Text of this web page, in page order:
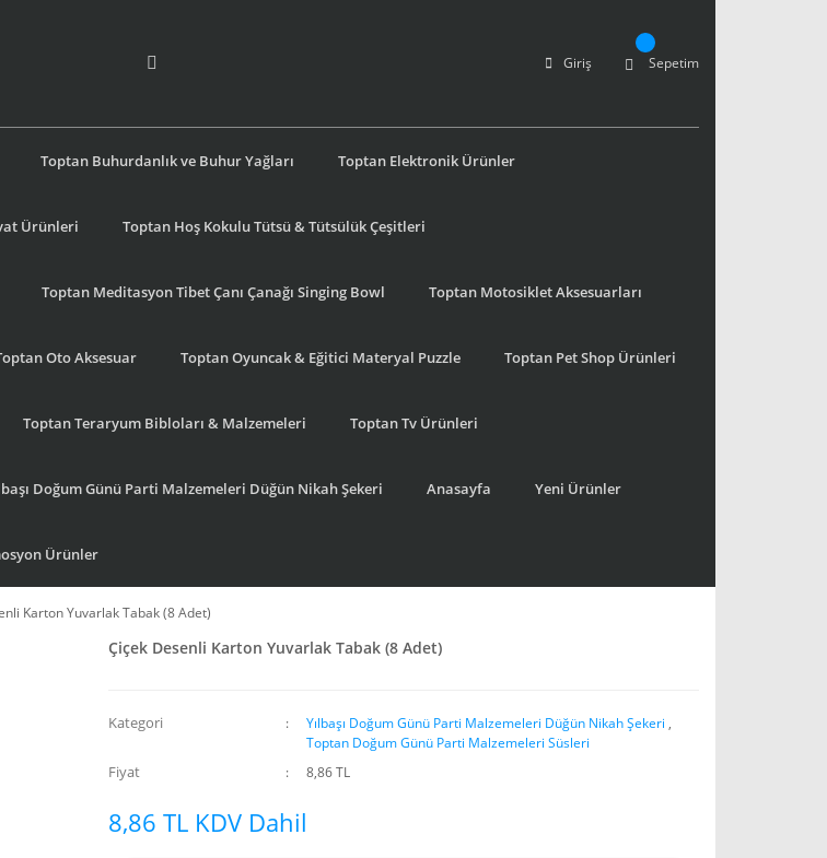
Giriş Sepetim
Toptan Buhurdanlık ve Buhur Yağları Toptan Elektronik Ürünler
Ürünleri Toptan Hoş Kokulu Tütsü & Tütsülük Çeşitleri
Toptan Meditasyon Tibet Çanı Çanağı Singing Bowl Toptan Motosiklet Aksesuarları
Oto Aksesuar Toptan Oyuncak & Eğitici Materyal Puzzle Toptan Pet Shop Ürünleri
Toptan Teraryum Bibloları & Malzemeleri Toptan Tv Ürünleri
Doğum Günü Parti Malzemeleri Düğün Nikah Şekeri Anasayfa Yeni Ürünler
Ürünler
Karton Yuvarlak Tabak (8 Adet)
Çiçek Desenli Karton Yuvarlak Tabak (8 Adet)
Kategori Yılbaşı Doğum Günü Parti Malzemeleri Düğün Nikah Şekeri ,
Toptan Doğum Günü Parti Malzemeleri Süsleri
Fiyat 8,86 TL
8,86 TL KDV Dahil